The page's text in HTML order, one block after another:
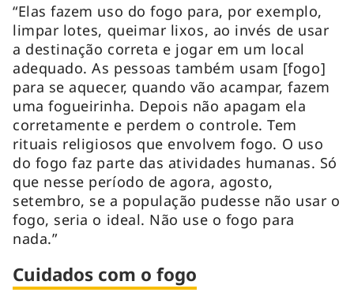
“Elas fazem uso do fogo para, por exemplo,
limpar lotes, queimar lixos, ao invés de usar
a destinação correta e jogar em um local
adequado. As pessoas também usam [fogo]
para se aquecer, quando vão acampar, fazem
uma fogueirinha. Depois não apagam ela
corretamente e perdem o controle. Tem
rituais religiosos que envolvem fogo. O uso
do fogo faz parte das atividades humanas. Só
que nesse período de agora, agosto,
setembro, se a população pudesse não usar o
fogo, seria o ideal. Não use o fogo para
nada.”
Cuidados com o fogo